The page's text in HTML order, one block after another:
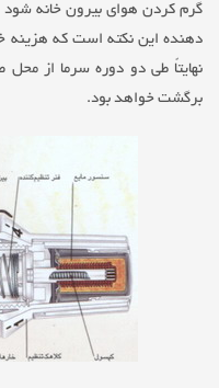
گرم کردن هوای بیرون خانه
دهنده این نکته است که هزینه
نهایتاً طی دو دوره سرما از
برگشت خواهد بود.